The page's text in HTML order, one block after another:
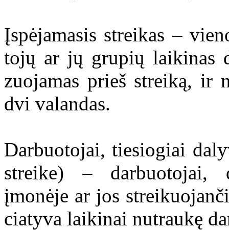
Įspėjamasis streikas –
to­jų ar jų gru­pių laikinas
zuo­ja­mas prieš streiką,
dvi valandas.
Darbuotojai, tiesiogiai
strei­ke) – darbuotojai,
įmonėje ar jos
cia­ty­va laikinai nutraukę